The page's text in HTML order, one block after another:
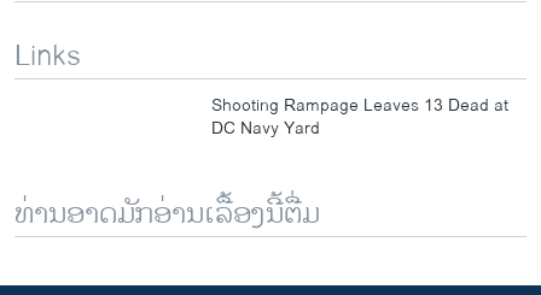
s
s
e
e
Links
Shooting Rampage Leaves 13 Dead at
DC Navy Yard
ທ່ານອາດມັກອ່ານເລື້ອງນີ້ຕື່ມ